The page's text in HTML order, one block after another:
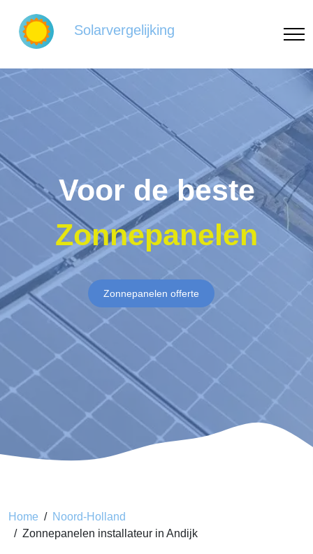
Solarvergelijking
Voor de beste
Zonnepanelen
Zonnepanelen offerte
Home
Noord-Holland
Zonnepanelen installateur in Andijk